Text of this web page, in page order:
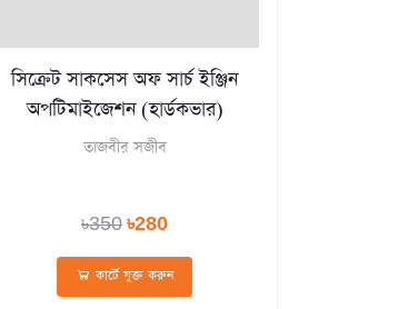
সিক্রেট সাকসেস অফ সার্চ ইঞ্জিন
অপটিমাইজেশন (হার্ডকভার)
তাজবীর সজীব
৳350৳280
কার্টে যুক্ত করুন